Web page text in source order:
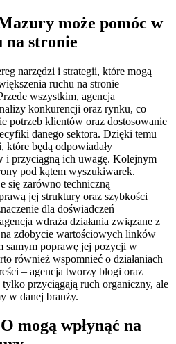
może pomóc w
na stronie
narzędzi i strategii, które mogą
ruchu na stronie
wszystkim, agencja
konkurencji oraz rynku, co
potrzeb klientów oraz dostosowanie
danego sektora. Dzięki temu
które będą odpowiadały
przyciągną ich uwagę. Kolejnym
pod kątem wyszukiwarek.
się zarówno techniczną
jej struktury oraz szybkości
dla doświadczeń
wdraża działania związane z
zdobycie wartościowych linków
samym poprawę jej pozycji w
również wspomnieć o działaniach
– agencja tworzy blogi oraz
przyciągają ruch organiczny, ale
w danej branży.
mogą wpłynąć na